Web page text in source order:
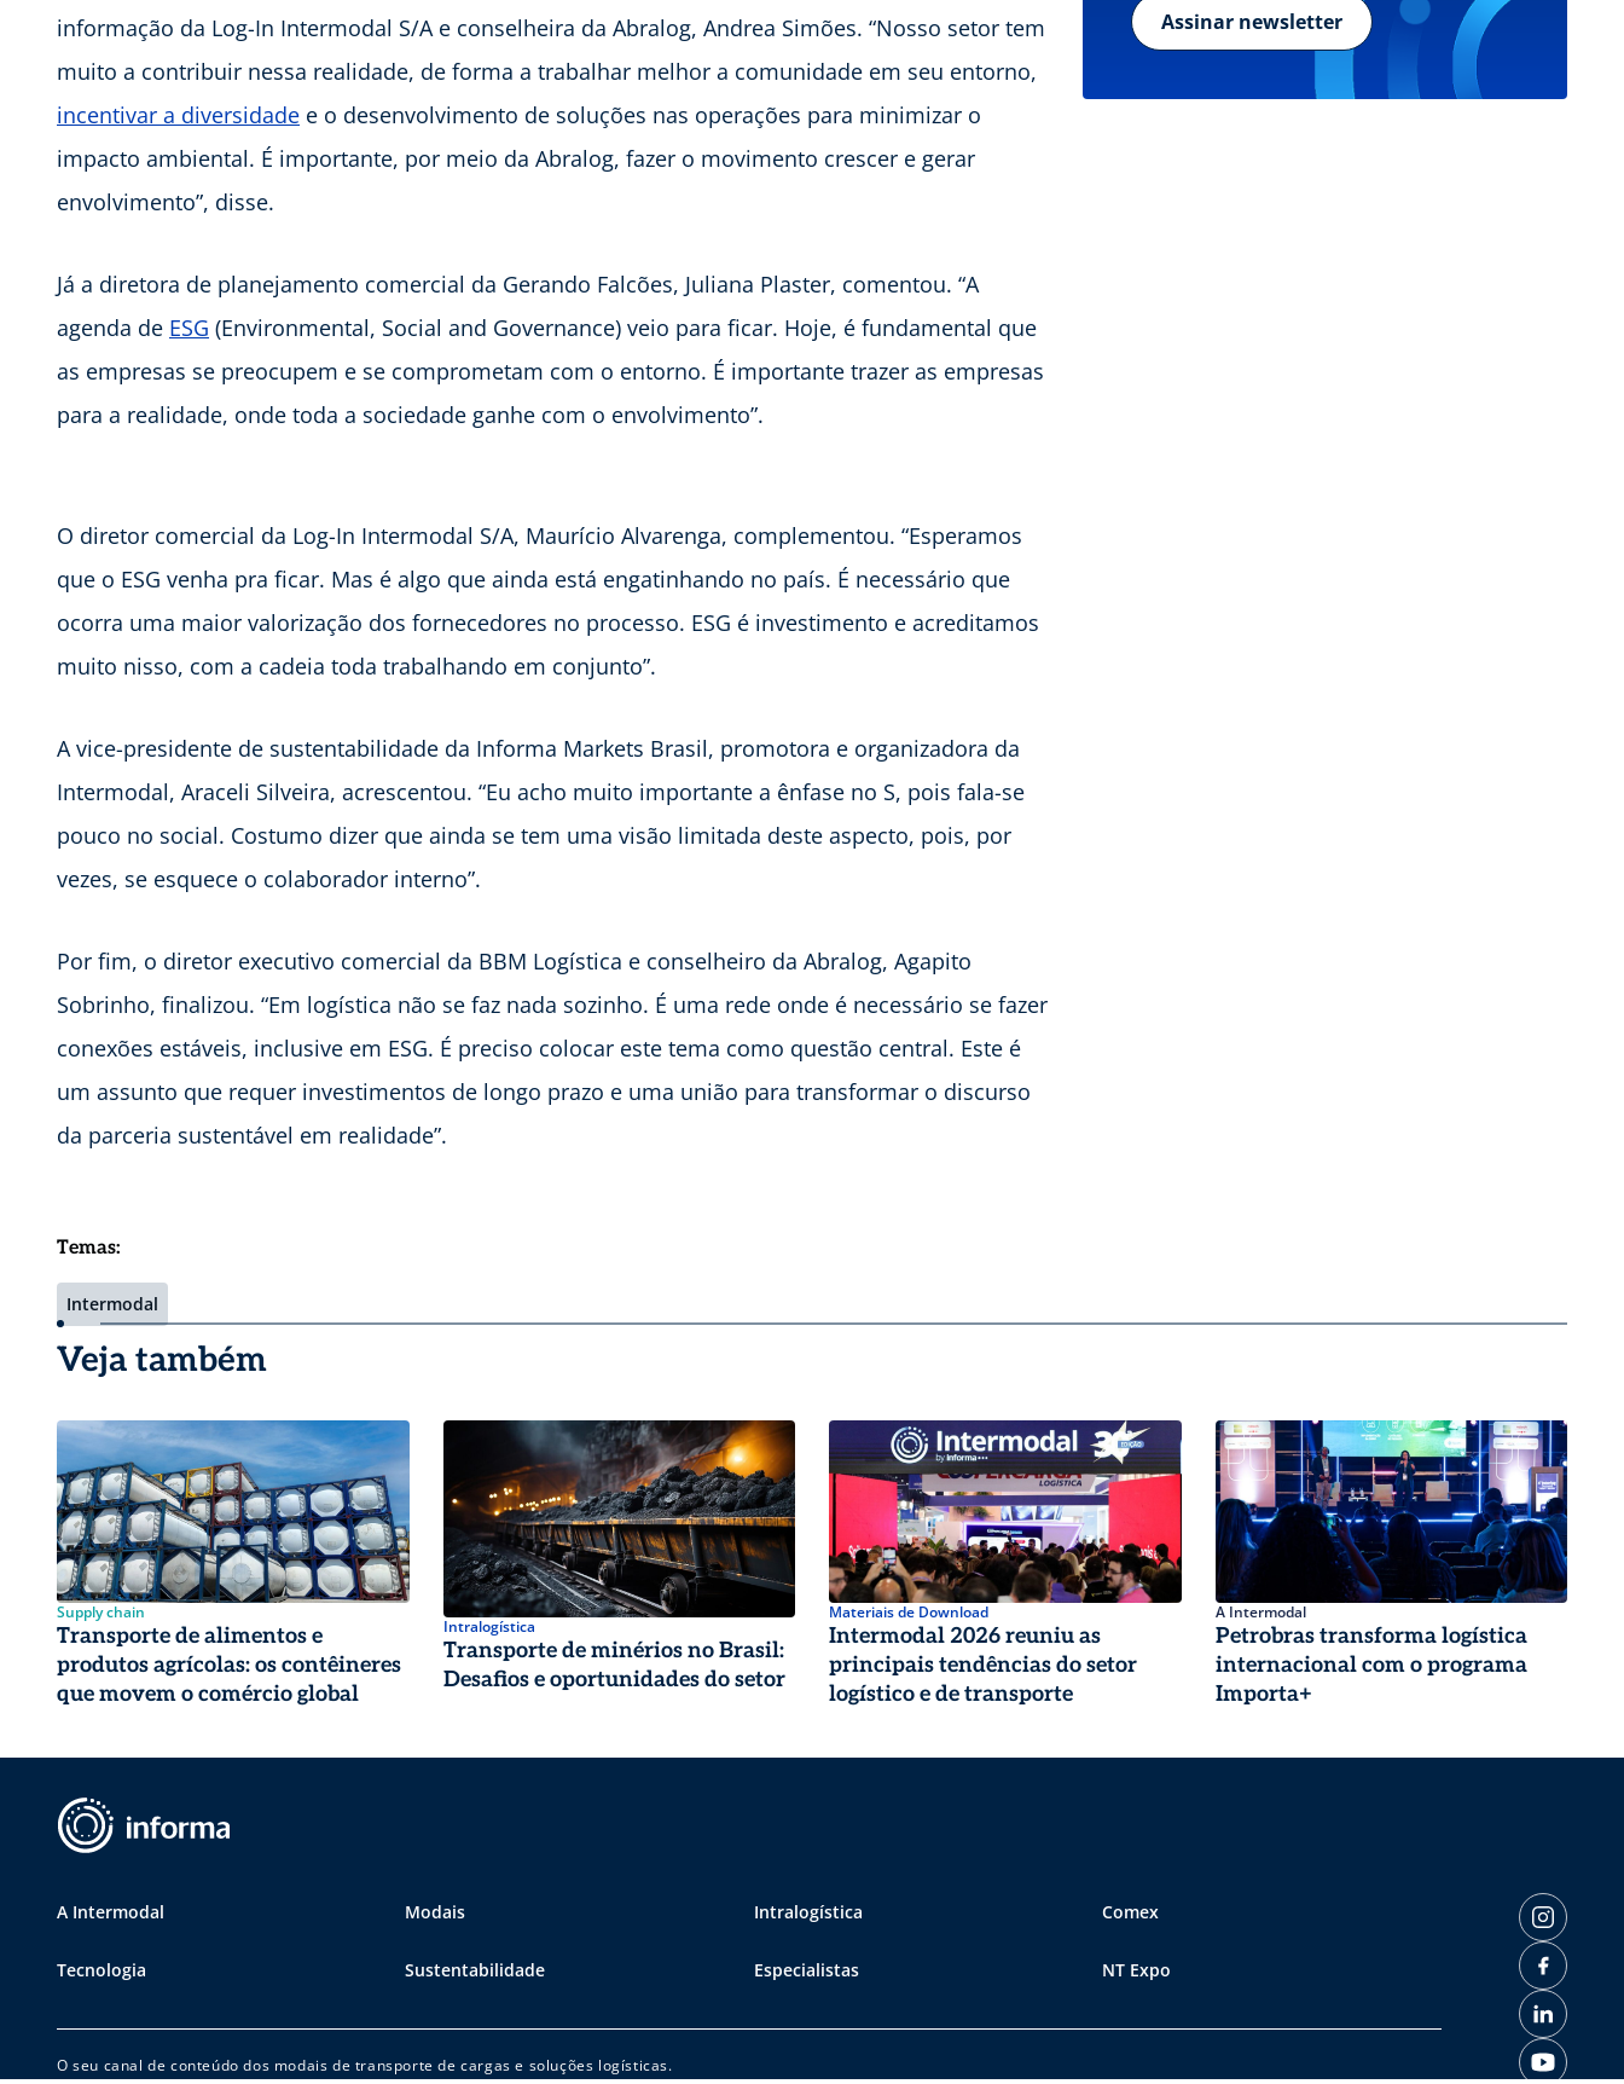
informação da Log-In Intermodal S/A e conselheira da Abralog, Andrea Simões. “Nosso setor tem
muito a contribuir nessa realidade, de forma a trabalhar melhor a comunidade em seu entorno,
incentivar a diversidade e o desenvolvimento de soluções nas operações para minimizar o
impacto ambiental. É importante, por meio da Abralog, fazer o movimento crescer e gerar
envolvimento”, disse.
Já a diretora de planejamento comercial da Gerando Falcões, Juliana Plaster, comentou. “A
agenda de ESG (Environmental, Social and Governance) veio para ficar. Hoje, é fundamental que
as empresas se preocupem e se comprometam com o entorno. É importante trazer as empresas
para a realidade, onde toda a sociedade ganhe com o envolvimento”.
O diretor comercial da Log-In Intermodal S/A, Maurício Alvarenga, complementou. “Esperamos
que o ESG venha pra ficar. Mas é algo que ainda está engatinhando no país. É necessário que
ocorra uma maior valorização dos fornecedores no processo. ESG é investimento e acreditamos
muito nisso, com a cadeia toda trabalhando em conjunto”.
A vice-presidente de sustentabilidade da Informa Markets Brasil, promotora e organizadora da
Intermodal, Araceli Silveira, acrescentou. “Eu acho muito importante a ênfase no S, pois fala-se
pouco no social. Costumo dizer que ainda se tem uma visão limitada deste aspecto, pois, por
vezes, se esquece o colaborador interno”.
Por fim, o diretor executivo comercial da BBM Logística e conselheiro da Abralog, Agapito
Sobrinho, finalizou. “Em logística não se faz nada sozinho. É uma rede onde é necessário se fazer
conexões estáveis, inclusive em ESG. É preciso colocar este tema como questão central. Este é
um assunto que requer investimentos de longo prazo e uma união para transformar o discurso
da parceria sustentável em realidade”.
Temas:
Intermodal
Assinar newsletter
Veja também
Supply chain
Transporte de alimentos e
produtos agrícolas: os contêineres
que movem o comércio global
Intralogística
Transporte de minérios no Brasil:
Desafios e oportunidades do setor
Materiais de Download
Intermodal 2026 reuniu as
principais tendências do setor
logístico e de transporte
A Intermodal
Petrobras transforma logística
internacional com o programa
Importa+
A Intermodal Modais Intralogística Comex
Tecnologia Sustentabilidade Especialistas NT Expo
O seu canal de conteúdo dos modais de transporte de cargas e soluções logísticas.